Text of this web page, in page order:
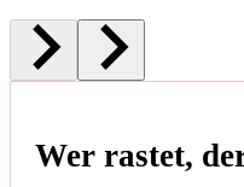
Wer rastet,